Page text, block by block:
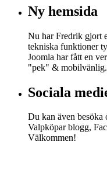
Ny hemsida
Nu har Fredrik gjort
tekniska funktioner
Joomla har fått en
"pek" & mobilvänlig.
Sociala
Du kan även besöka
Valpköpar blogg,
Välkommen!